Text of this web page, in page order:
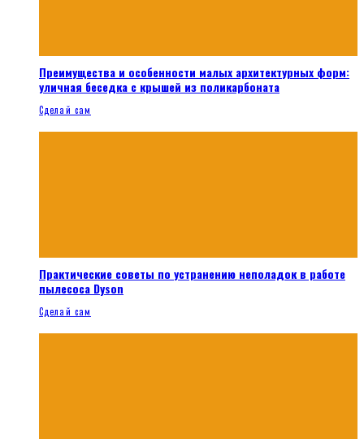
Преимущества и особенности малых архитектурных форм:
уличная беседка с крышей из поликарбоната
Сделай сам
Практические советы по устранению неполадок в работе
пылесоса Dyson
Сделай сам